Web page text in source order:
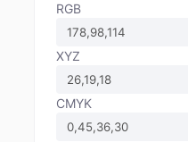
RGB
XYZ
CMYK